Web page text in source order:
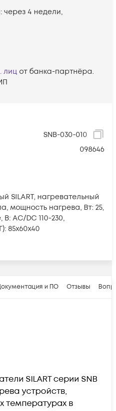
SNB-030-010
098646
SILART, нагревательный
мощность нагрева, Вт: 25,
AC/DC 110-230,
85х60х40
через 4 недели,
лиц от банка-партнёра.
и ПО Отзывы
SILART серии SNB
устройств,
температурах в